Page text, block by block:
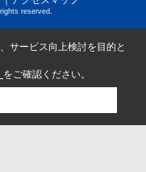
reserved.
サービス向上検討を目的と
をご確認ください。